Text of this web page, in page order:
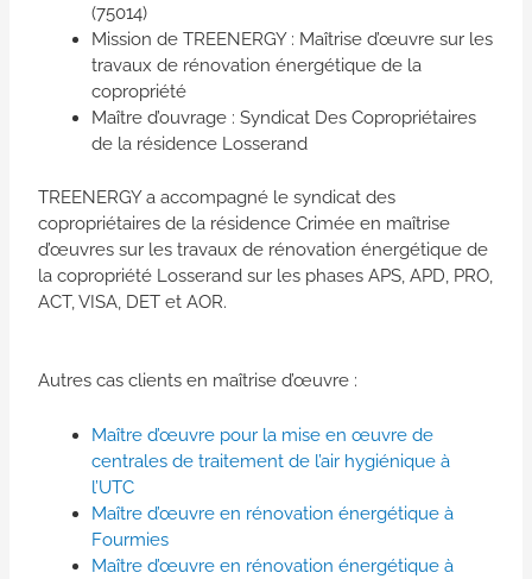
(75014)
Mission de TREENERGY : Maîtrise d’œuvre sur les
travaux de rénovation énergétique de la
copropriété
Maître d’ouvrage : Syndicat Des Copropriétaires
de la résidence Losserand
TREENERGY a accompagné le syndicat des
copropriétaires de la résidence Crimée en maîtrise
d’œuvres sur les travaux de rénovation énergétique de
la copropriété Losserand sur les phases APS, APD, PRO,
ACT, VISA, DET et AOR.
Autres cas clients en maîtrise d’œuvre :
Maître d’œuvre pour la mise en œuvre de
centrales de traitement de l’air hygiénique à
l’UTC
Maître d’œuvre en rénovation énergétique à
Fourmies
Maître d’œuvre en rénovation énergétique à